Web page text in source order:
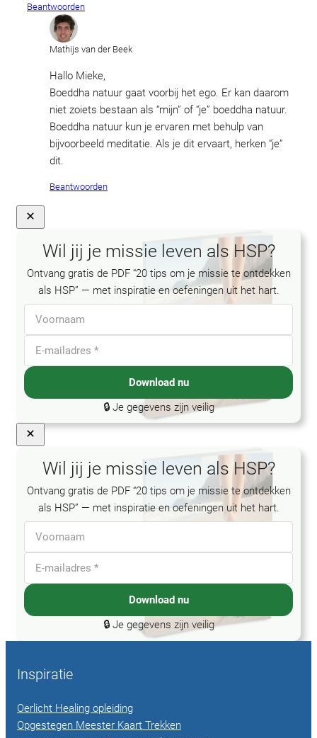
Beantwoorden
Mathijs van der Beek
Hallo Mieke,
Boeddha natuur gaat voorbij het ego. Er kan daarom
niet zoiets bestaan als “mijn” of “je” boeddha natuur.
Boeddha natuur kun je ervaren met behulp van
bijvoorbeeld meditatie. Als je dit ervaart, herken “je”
dit.
Beantwoorden
Close
Wil jij je missie leven als HSP?
Ontvang gratis de PDF “20 tips om je missie te ontdekken
als HSP” — met inspiratie en oefeningen uit het hart.
Download nu
🔒 Je gegevens zijn veilig
Wil jij je missie leven als HSP?
Ontvang gratis de PDF “20 tips om je missie te ontdekken
als HSP” — met inspiratie en oefeningen uit het hart.
Download nu
🔒 Je gegevens zijn veilig
Inspiratie
Oerlicht Healing opleiding
Opgestegen Meester Kaart Trekken